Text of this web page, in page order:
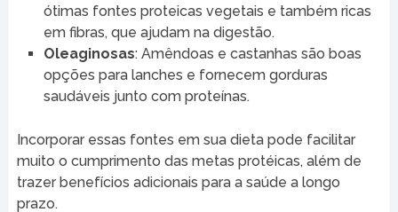
ótimas fontes proteicas vegetais e também ricas
em fibras, que ajudam na digestão.
Oleaginosas: Amêndoas e castanhas são boas
opções para lanches e fornecem gorduras
saudáveis junto com proteínas.
Incorporar essas fontes em sua dieta pode facilitar
muito o cumprimento das metas protéicas, além de
trazer benefícios adicionais para a saúde a longo
prazo.